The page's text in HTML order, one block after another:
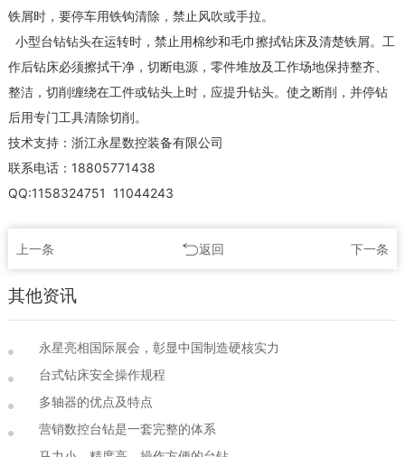
铁屑时，要停车用铁钩清除，禁止风吹或手拉。
小型台钻钻头在运转时，禁止用棉纱和毛巾擦拭钻床及清楚铁屑。工
作后钻床必须擦拭干净，切断电源，零件堆放及工作场地保持整齐、
整洁，切削缠绕在工件或钻头上时，应提升钻头。使之断削，并停钻
后用专门工具清除切削。
技术支持：浙江永星数控装备有限公司
联系电话：18805771438
QQ:1158324751 11044243
上一条 返回 下一条
其他资讯
永星亮相国际展会，彰显中国制造硬核实力
台式钻床安全操作规程
多轴器的优点及特点
营销数控台钻是一套完整的体系